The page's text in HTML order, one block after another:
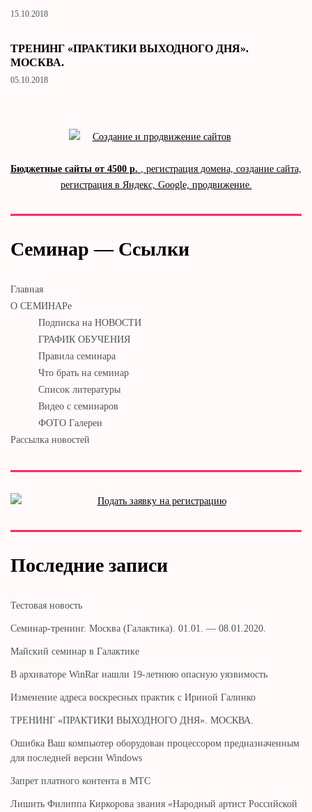
15.10.2018
ТРЕНИНГ «ПРАКТИКИ ВЫХОДНОГО ДНЯ».
МОСКВА.
05.10.2018
Бюджетные сайты от 4500 р.
, регистрация домена, создание сайта,
регистрация в Яндекс, Google, продвижение.
Семинар — Ссылки
Главная
О СЕМИНАРе
Подписка на НОВОСТИ
ГРАФИК ОБУЧЕНИЯ
Правила семинара
Что брать на семинар
Список литературы
Видео с семинаров
ФОТО Галереи
Рассылка новостей
Последние записи
Тестовая новость
Cеминар-тренинг. Москва (Галактика). 01.01. — 08.01.2020.
Майский семинар в Галактике
В архиваторе WinRar нашли 19-летнюю опасную уязвимость
Изменение адреса воскресных практик с Ириной Галинко
ТРЕНИНГ «ПРАКТИКИ ВЫХОДНОГО ДНЯ». МОСКВА.
Ошибка Ваш компьютер оборудован процессором предназначенным
для последней версии Windows
Запрет платного контента в МТС
Лишить Филиппа Киркорова звания «Народный артист Российской